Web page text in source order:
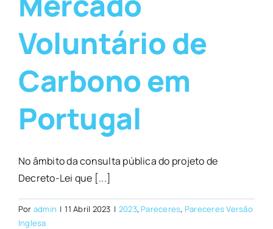
Voluntário de
Carbono em
Portugal
No âmbito da consulta pública do projeto de
Decreto-Lei que [...]
Por admin | 11 Abril 2023 | 2023, Pareceres, Pareceres Versão
Inglesa